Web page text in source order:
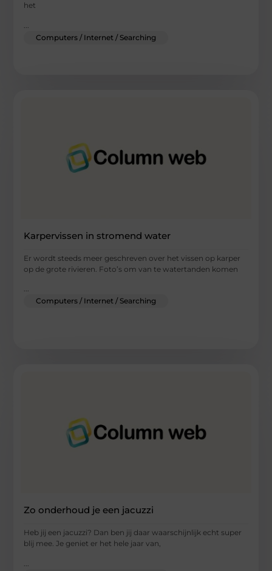
het
Computers / Internet / Searching
Karpervissen in stromend water
Er wordt steeds meer geschreven over het vissen op karper
op de grote rivieren. Foto’s om van te watertanden komen
...
Computers / Internet / Searching
Zo onderhoud je een jacuzzi
Heb jij een jacuzzi? Dan ben jij daar waarschijnlijk echt super
blij mee. Je geniet er het hele jaar van,